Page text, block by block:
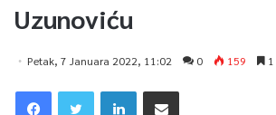
Uzunoviću
Petak, 7 Januara 2022, 11:02 0 159